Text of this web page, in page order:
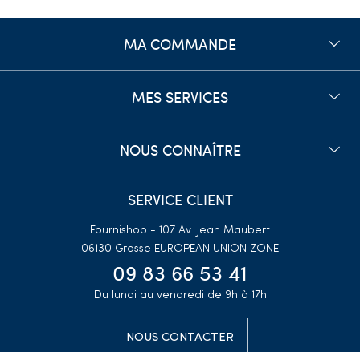
MA COMMANDE
MES SERVICES
NOUS CONNAÎTRE
SERVICE CLIENT
Fournishop - 107 Av. Jean Maubert
06130 Grasse EUROPEAN UNION ZONE
09 83 66 53 41
Du lundi au vendredi de 9h à 17h
NOUS CONTACTER